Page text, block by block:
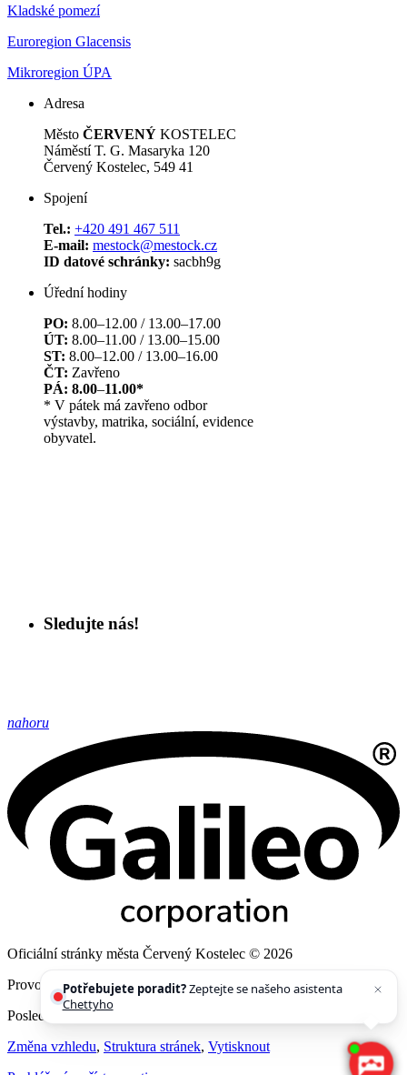
Kladské pomezí
Euroregion Glacensis
Mikroregion ÚPA
Adresa
Město ČERVENÝ KOSTELEC
Náměstí T. G. Masaryka 120
Červený Kostelec, 549 41
Spojení
Tel.: +420 491 467 511
E-mail: mestock@mestock.cz
ID datové schránky: sacbh9g
Úřední hodiny
PO: 8.00–12.00 / 13.00–17.00
ÚT: 8.00–11.00 / 13.00–15.00
ST: 8.00–12.00 / 13.00–16.00
ČT: Zavřeno
PÁ: 8.00–11.00*
* V pátek má zavřeno odbor
výstavby, matrika, sociální, evidence
obyvatel.
Sledujte nás!
nahoru
Oficiální stránky města Červený Kostelec © 2026
ProvozovatelGalileo Corporation s.r.o.
Poslední aktualizace: 6. 8. 2026
Změna vzhledu, Struktura stránek, Vytisknout
Potřebujete poradit?Zeptejte se našeho asistenta
Chettyho.